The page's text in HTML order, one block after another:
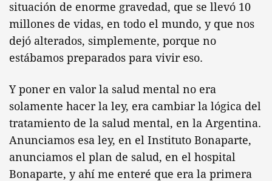
situación de enorme gravedad, que se llevó 10
millones de vidas, en todo el mundo, y que nos
dejó alterados, simplemente, porque no
estábamos preparados para vivir eso.
Y poner en valor la salud mental no era
solamente hacer la ley, era cambiar la lógica del
tratamiento de la salud mental, en la Argentina.
Anunciamos esa ley, en el Instituto Bonaparte,
anunciamos el plan de salud, en el hospital
Bonaparte, y ahí me enteré que era la primera